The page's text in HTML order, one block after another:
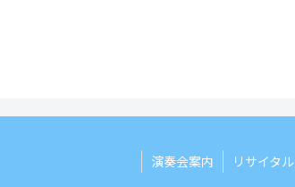
演奏会案内 リサイタル